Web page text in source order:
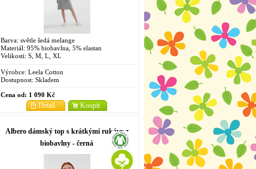
Barva: světle šedá melange
Materiál: 95% biobavlna, 5% elastan
Velikosti: S, M, L, XL
Výrobce: Leela Cotton
Dostupnost: Skladem
Cena od: 1 090 Kč
Koupit
Detail
Albero dámský top s krátkými rukávy z
biobavlny - černá